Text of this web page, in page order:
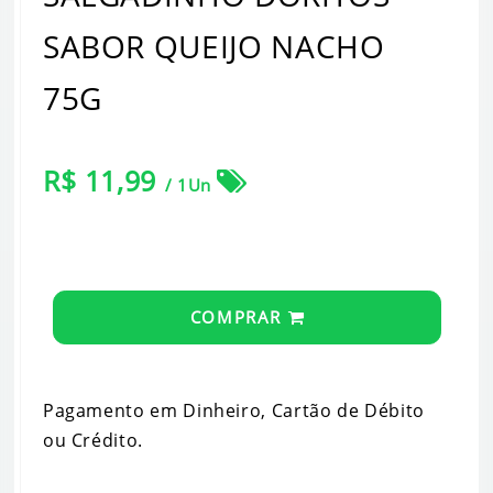
SABOR QUEIJO NACHO
75G
R$ 11,99 / 1Un
COMPRAR
Pagamento em Dinheiro, Cartão de Débito
ou Crédito.